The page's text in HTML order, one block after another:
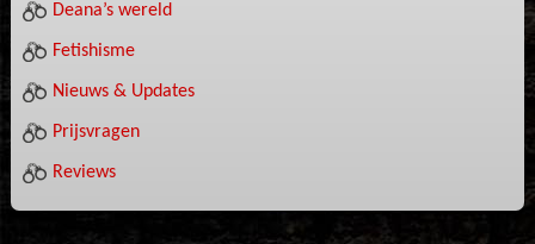
Deana’s wereld
Fetishisme
Nieuws & Updates
Prijsvragen
Reviews